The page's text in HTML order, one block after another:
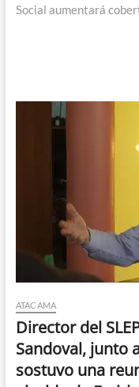
Social aumentará
ATACAMA
Director del
Sandoval, junto
sostuvo una